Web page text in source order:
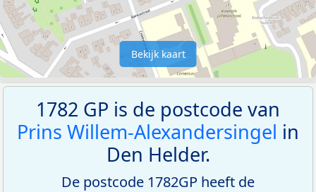
Bekijk kaart
1782 GP is de postcode van
Prins Willem-Alexandersingel in
Den Helder.
De postcode 1782GP heeft de